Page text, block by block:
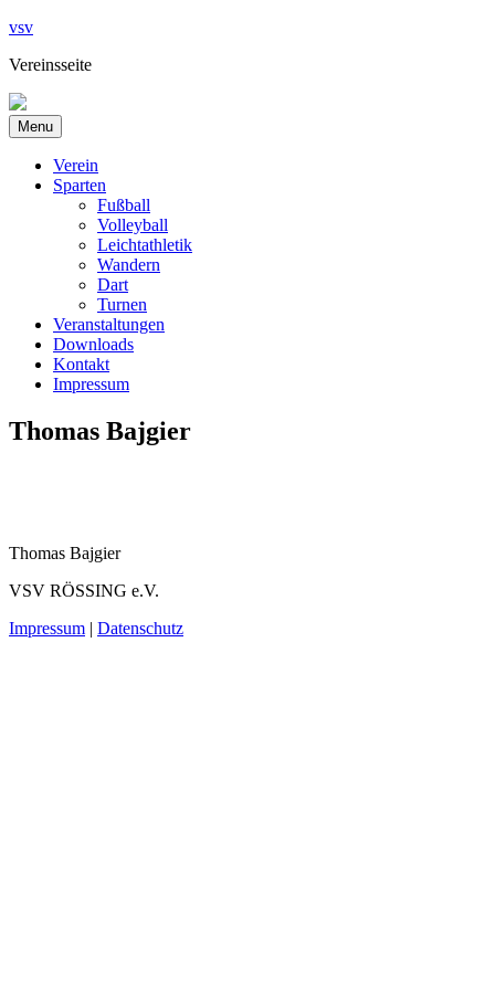
Skip
content
vsv
Vereinsseite
Menu
Verein
Sparten
Fußball
Volleyball
Leichtathletik
Wandern
Dart
Turnen
Veranstaltungen
Downloads
Kontakt
Impressum
Thomas Bajgier
Thomas Bajgier
VSV RÖSSING e.V.
Impressum | Datenschutz